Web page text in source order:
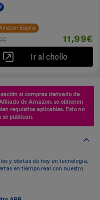
España
11,99€
Ir al chollo
si compras derivado de
de Amazon, se obtienen
requisitos aplicables. Esto no
se publican.
y ofertas de hoy en tecnología,
en tiempo real con nuestro